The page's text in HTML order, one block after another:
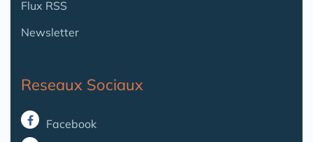
Flux RSS
Newsletter
Reseaux Sociaux
Facebook